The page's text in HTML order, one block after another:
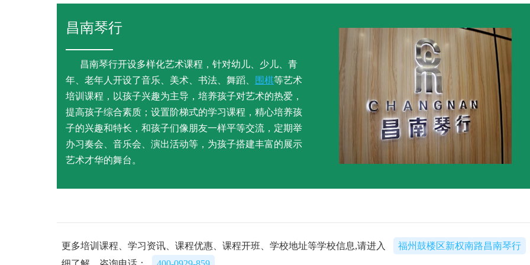
昌南琴行
昌南琴行开设多样化艺术课程，针对幼儿、少儿、青
年、老年人开设了音乐、美术、书法、舞蹈、
围棋等艺术
培训课程，以孩子兴趣为主导，培养孩子对艺术的热爱，
提高孩子综合素质；设置阶梯式的学习课程，精心培养孩
子的兴趣和特长，和孩子们像朋友一样平等交流，定期举
办习奏会、音乐会、演出活动等，为孩子搭建丰富的展示
艺术才华的舞台。
更多培训课程、学习资讯、课程优惠、课程开班、学校地址等学校信息,请进入
福州鼓楼区新权南路昌南琴行